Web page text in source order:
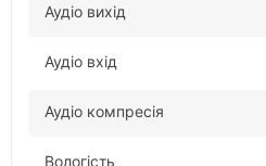
Аудіо вихід
Аудіо вхід
Аудіо компресія
Вологість